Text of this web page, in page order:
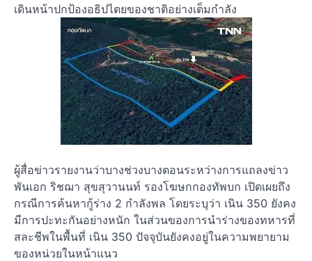
เดินหน้าปกป้องอธิปไตยของชาติอย่างเต็มกำลัง
ผู้สื่อข่าวรายงานว่าบางช่วงบางตอนระหว่างการแถลงข่าว
พันเอก ริชฌา สุขสุวานนท์ รองโฆษกกองทัพบก เปิดเผยถึง
กรณีการค้นหากู้ร่าง 2 กำลังพล โดยระบุว่า เนิน 350 ยังคง
มีการปะทะกันอย่างหนัก ในส่วนของการนำร่างของทหารที่
สละชีพในพื้นที่ เนิน 350 ปัจจุบันยังคงอยู่ในความพยายาม
ของหน่วยในหน้าแนว